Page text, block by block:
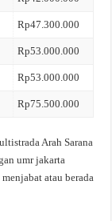
Rp47.300.000
Rp53.000.000
Rp53.000.000
Rp75.500.000
Arah Sarana
umr jakarta
atau berada